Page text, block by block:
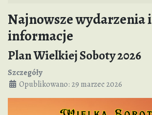
Najnowsze wydarzenia i
informacje
Plan Wielkiej Soboty 2026
Szczegóły
Opublikowano: 29 marzec 2026